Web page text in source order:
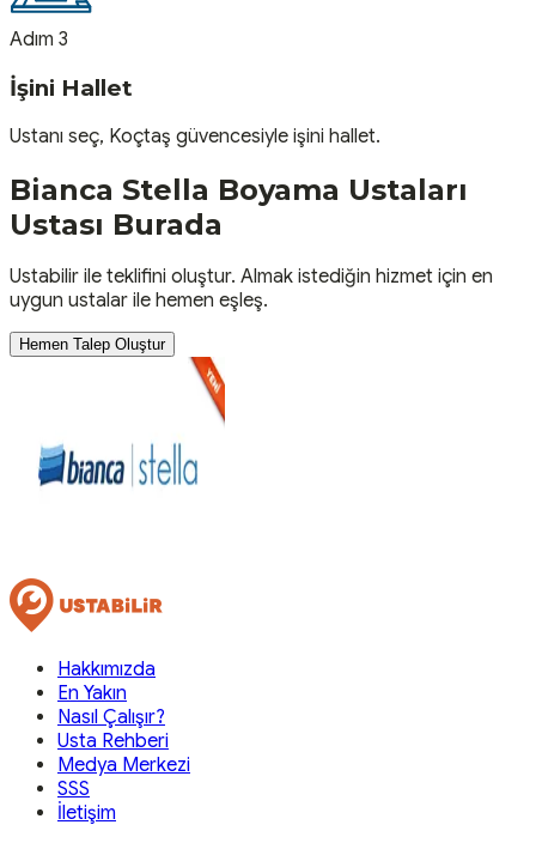
Adım 3
İşini Hallet
Ustanı seç, Koçtaş güvencesiyle işini hallet.
Bianca Stella Boyama Ustaları
Ustası Burada
Ustabilir ile teklifini oluştur. Almak istediğin hizmet için en
uygun ustalar ile hemen eşleş.
Hemen Talep Oluştur
Hakkımızda
En Yakın
Nasıl Çalışır?
Usta Rehberi
Medya Merkezi
SSS
İletişim